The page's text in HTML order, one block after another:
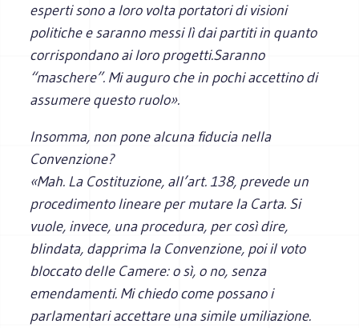
esperti sono a loro volta portatori di visioni
politiche e saranno messi lì dai partiti in quanto
corrispondano ai loro progetti.Saranno
“maschere”. Mi auguro che in pochi accettino di
assumere questo ruolo».
Insomma, non pone alcuna fiducia nella
Convenzione?
«Mah. La Costituzione, all’art. 138, prevede un
procedimento lineare per mutare la Carta. Si
vuole, invece, una procedura, per così dire,
blindata, dapprima la Convenzione, poi il voto
bloccato delle Camere: o sì, o no, senza
emendamenti. Mi chiedo come possano i
parlamentari accettare una simile umiliazione.